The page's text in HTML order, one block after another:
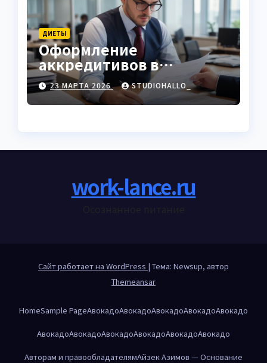
ДИЕТЫ
Оформление
аккредитивов в
международной
торговле
23 МАРТА 2026 STUDIOHALLO_
work-lance.ru
Сайт работает на WordPress | Тема: Newsup, автор
Themeansar
HomeSample PageАвокадоАвокадоАвокадоАвокадоАвокадо
АвокадоАвокадоАвокадоАвокадоАвокадоАвокадо
Авторам и правообладателямАйзек Азимов — Основание